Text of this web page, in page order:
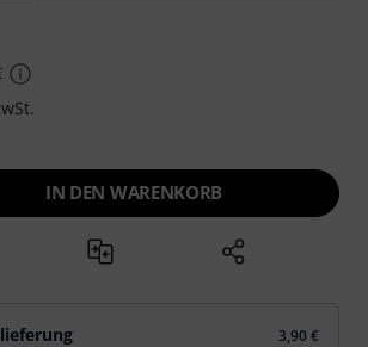
IN DEN WARENKORB
3,90 €